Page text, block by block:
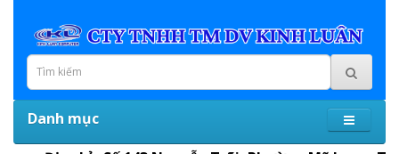
Danh mục